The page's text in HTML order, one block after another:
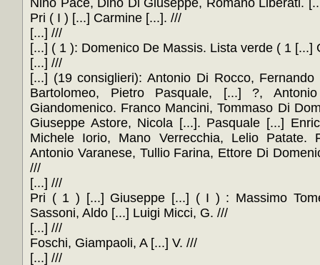
Nino Pace, Dino Di Giuseppe, Romano Liberati.
Pri ( I ) [...] Carmine [...]. ///
[...] ///
[...] ( 1 ): Domenico De Massis. Lista verde ( 1 [...]
[...] ///
[...] (19 consiglieri): Antonio Di Rocco,
Bartolomeo, Pietro Pasquale, [...] ?,
Giandomenico. Franco Mancini, Tommaso Di
Giuseppe Astore, Nicola [...]. Pasquale [...]
Michele Iorio, Mano Verrecchia, Lelio Patate.
Antonio Varanese, Tullio Farina, Ettore Di
///
[...] ///
Pri ( 1 ) [...] Giuseppe [...] ( I ) : Massimo
Sassoni, Aldo [...] Luigi Micci, G. ///
[...] ///
Foschi, Giampaoli, A [...] V. ///
[...] ///